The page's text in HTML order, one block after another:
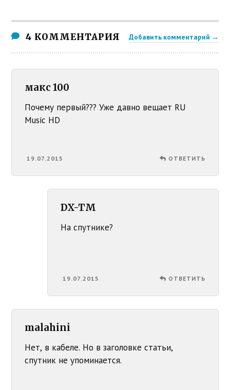
4 КОММЕНТАРИЯ Добавить комментарий →
макс 100
Почему первый??? Уже давно вещает RU
Music HD
19.07.2015 ОТВЕТИТЬ
DX-TM
На спутнике?
19.07.2015 ОТВЕТИТЬ
malahini
Нет, в кабеле. Но в заголовке статьи,
спутник не упоминается.